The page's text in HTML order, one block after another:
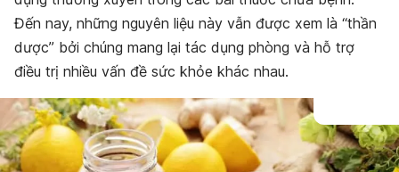
Đến nay, những nguyên liệu này vẫn được xem là “thần
dược” bởi chúng mang lại tác dụng phòng và hỗ trợ
điều trị nhiều vấn đề sức khỏe khác nhau.